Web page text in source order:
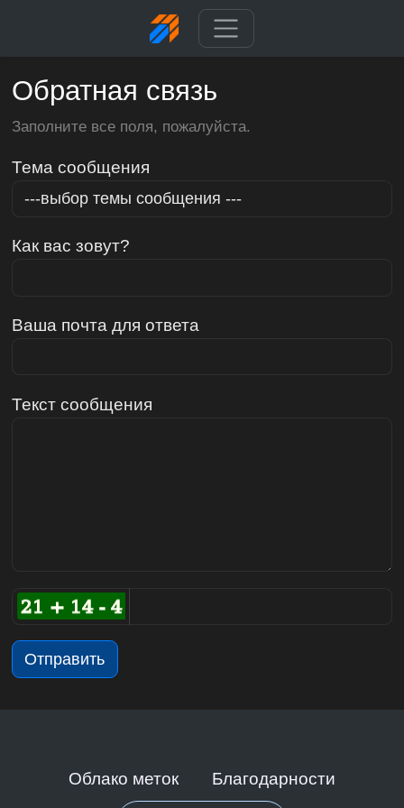
Обратная связь
Заполните все поля, пожалуйста.
Тема сообщения
Как вас зовут?
Ваша почта для ответа
Текст сообщения
Отправить
Облако меток Благодарности